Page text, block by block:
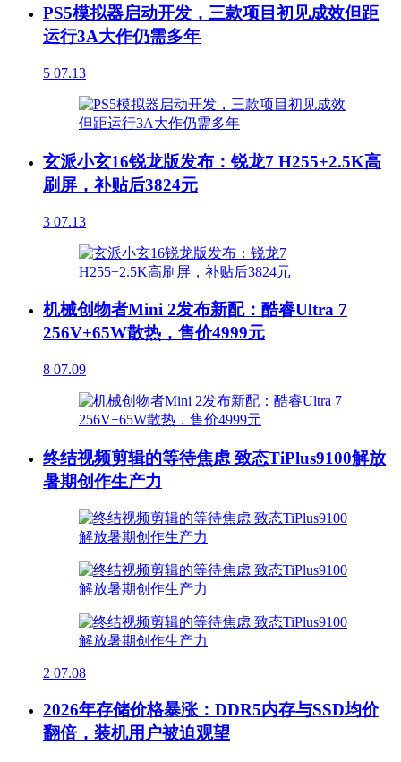
PS5模拟器启动开发，三款项目初见成效但距
运行3A大作仍需多年
5 07.13
玄派小玄16锐龙版发布：锐龙7 H255+2.5K高
刷屏，补贴后3824元
3 07.13
机械创物者Mini 2发布新配：酷睿Ultra 7
256V+65W散热，售价4999元
8 07.09
终结视频剪辑的等待焦虑 致态TiPlus9100解放
暑期创作生产力
2 07.08
2026年存储价格暴涨：DDR5内存与SSD均价
翻倍，装机用户被迫观望